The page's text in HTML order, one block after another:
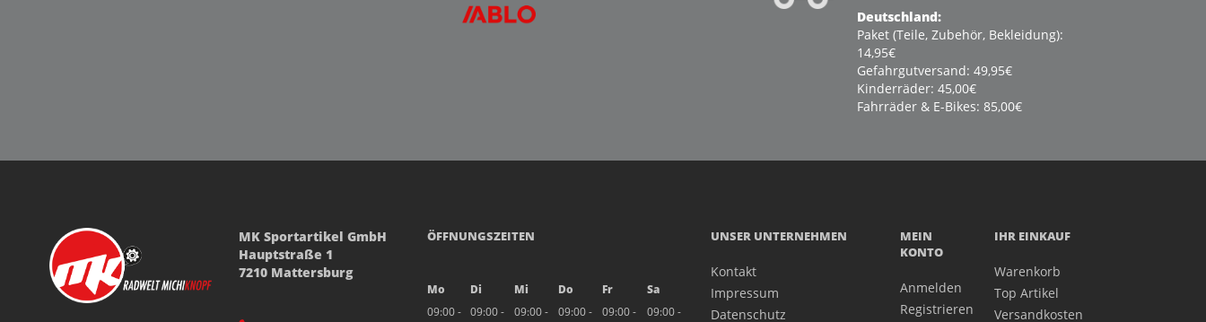
Deutschland:
Paket (Teile, Zubehör, Bekleidung):
14,95€
Gefahrgutversand: 49,95€
Kinderräder: 45,00€
Fahrräder & E-Bikes: 85,00€
MK Sportartikel GmbH
Hauptstraße 1
7210 Mattersburg
ÖFFNUNGSZEITEN
Mo Di Mi Do Fr
Sa
09:00 -
09:00 - 09:00 - 09:00 - 09:00 - 09:00 -
UNSER UNTERNEHMEN
Kontakt
Impressum
Datenschutz
MEIN
KONTO
Anmelden
Registrieren
IHR EINKAUF
Warenkorb
Top Artikel
Versandkosten